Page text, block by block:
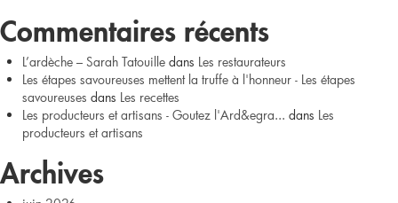
Pois
chiche,
haricots,
maïs…
Commentaires récents
L’ardèche – Sarah Tatouille dans Les restaurateurs
Les étapes savoureuses mettent la truffe à l'honneur - Les étapes
savoureuses dans Les recettes
Les producteurs et artisans - Goutez l'Ard&egra... dans Les
producteurs et artisans
Archives